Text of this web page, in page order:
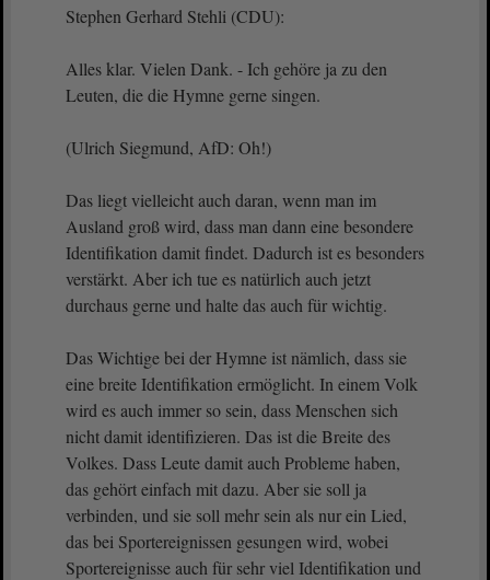
Stephen Gerhard Stehli (CDU):
Alles klar. Vielen Dank. - Ich gehöre ja zu den
Leuten, die die Hymne gerne singen.
(Ulrich Siegmund, AfD: Oh!)
Das liegt vielleicht auch daran, wenn man im
Ausland groß wird, dass man dann eine besondere
Identifikation damit findet. Dadurch ist es besonders
verstärkt. Aber ich tue es natürlich auch jetzt
durchaus gerne und halte das auch für wichtig.
Das Wichtige bei der Hymne ist nämlich, dass sie
eine breite Identifikation ermöglicht. In einem Volk
wird es auch immer so sein, dass Menschen sich
nicht damit identifizieren. Das ist die Breite des
Volkes. Dass Leute damit auch Probleme haben,
das gehört einfach mit dazu. Aber sie soll ja
verbinden, und sie soll mehr sein als nur ein Lied,
das bei Sportereignissen gesungen wird, wobei
Sportereignisse auch für sehr viel Identifikation und